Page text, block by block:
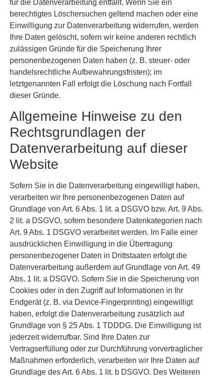
für die Datenverarbeitung entfällt. Wenn Sie ein
berechtigtes Löschersuchen geltend machen oder eine
Einwilligung zur Datenverarbeitung widerrufen, werden
Ihre Daten gelöscht, sofern wir keine anderen rechtlich
zulässigen Gründe für die Speicherung Ihrer
personenbezogenen Daten haben (z. B. steuer- oder
handelsrechtliche Aufbewahrungsfristen); im
letztgenannten Fall erfolgt die Löschung nach Fortfall
dieser Gründe.
Allgemeine Hinweise zu den
Rechtsgrundlagen der
Datenverarbeitung auf dieser
Website
Sofern Sie in die Datenverarbeitung eingewilligt haben,
verarbeiten wir Ihre personenbezogenen Daten auf
Grundlage von Art. 6 Abs. 1 lit. a DSGVO bzw. Art. 9 Abs.
2 lit. a DSGVO, sofern besondere Datenkategorien nach
Art. 9 Abs. 1 DSGVO verarbeitet werden. Im Falle einer
ausdrücklichen Einwilligung in die Übertragung
personenbezogener Daten in Drittstaaten erfolgt die
Datenverarbeitung außerdem auf Grundlage von Art. 49
Abs. 1 lit. a DSGVO. Sofern Sie in die Speicherung von
Cookies oder in den Zugriff auf Informationen in Ihr
Endgerät (z. B. via Device-Fingerprinting) eingewilligt
haben, erfolgt die Datenverarbeitung zusätzlich auf
Grundlage von § 25 Abs. 1 TDDDG. Die Einwilligung ist
jederzeit widerrufbar. Sind Ihre Daten zur
Vertragserfüllung oder zur Durchführung vorvertraglicher
Maßnahmen erforderlich, verarbeiten wir Ihre Daten auf
Grundlage des Art. 6 Abs. 1 lit. b DSGVO. Des Weiteren